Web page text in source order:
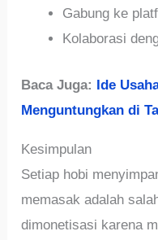
Gabung ke
Kolaborasi
Baca Juga: Ide
Menguntungkan di
Kesimpulan
Setiap hobi
memasak adalah
dimonetisasi karena